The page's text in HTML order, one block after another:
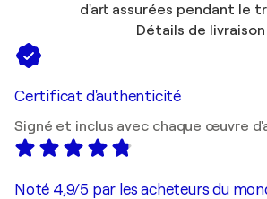
d'art assurées pendant le
Détails de livraison
Certificat d'authenticité
Signé et inclus avec chaque œuvre
Noté 4,9/5 par les acheteurs du